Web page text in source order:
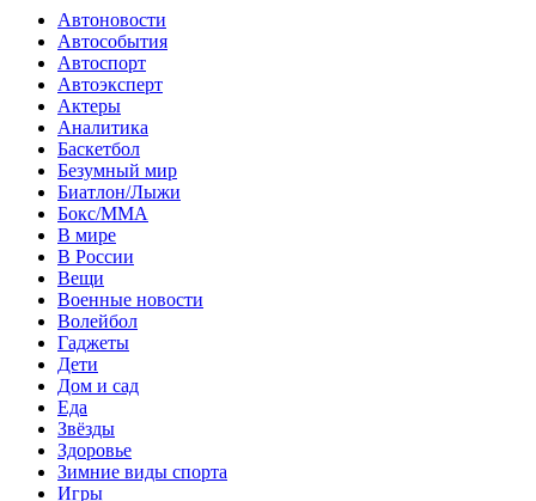
Автоновости
Автособытия
Автоспорт
Автоэксперт
Актеры
Аналитика
Баскетбол
Безумный мир
Биатлон/Лыжи
Бокс/MMA
В мире
В России
Вещи
Военные новости
Волейбол
Гаджеты
Дети
Дом и сад
Еда
Звёзды
Здоровье
Зимние виды спорта
Игры